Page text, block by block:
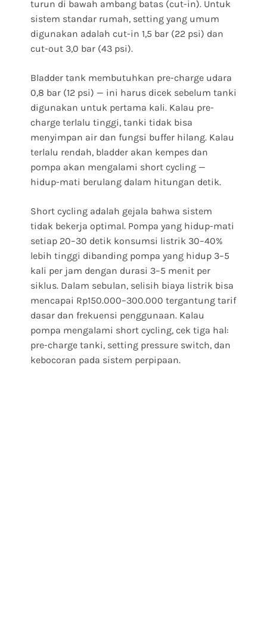
turun di bawah ambang batas (cut-in). Untuk
sistem standar rumah, setting yang umum
digunakan adalah cut-in 1,5 bar (22 psi) dan
cut-out 3,0 bar (43 psi).
Bladder tank membutuhkan pre-charge udara
0,8 bar (12 psi) — ini harus dicek sebelum tanki
digunakan untuk pertama kali. Kalau pre-
charge terlalu tinggi, tanki tidak bisa
menyimpan air dan fungsi buffer hilang. Kalau
terlalu rendah, bladder akan kempes dan
pompa akan mengalami short cycling —
hidup-mati berulang dalam hitungan detik.
Short cycling adalah gejala bahwa sistem
tidak bekerja optimal. Pompa yang hidup-mati
setiap 20–30 detik konsumsi listrik 30–40%
lebih tinggi dibanding pompa yang hidup 3–5
kali per jam dengan durasi 3–5 menit per
siklus. Dalam sebulan, selisih biaya listrik bisa
mencapai Rp150.000–300.000 tergantung tarif
dasar dan frekuensi penggunaan. Kalau
pompa mengalami short cycling, cek tiga hal:
pre-charge tanki, setting pressure switch, dan
kebocoran pada sistem perpipaan.